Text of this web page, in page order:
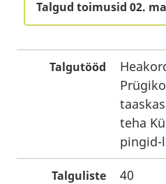
Talgud toimusid 02.
Talgutööd
teha
pingid-
Talguliste
40